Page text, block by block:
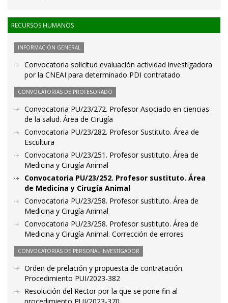
RECURSOS HUMANOS
INFORMACIÓN GENERAL
Convocatoria solicitud evaluación actividad investigadora
por la CNEAI para determinado PDI contratado
CONVOCATORIAS DE PROFESORADO
Convocatoria PU/23/272. Profesor Asociado en ciencias
de la salud. Área de Cirugía
Convocatoria PU/23/282. Profesor Sustituto. Área de
Escultura
Convocatoria PU/23/251. Profesor sustituto. Área de
Medicina y Cirugía Animal
Convocatoria PU/23/252. Profesor sustituto. Área
de Medicina y Cirugía Animal
Convocatoria PU/23/258. Profesor sustituto. Área de
Medicina y Cirugía Animal
Convocatoria PU/23/258. Profesor sustituto. Área de
Medicina y Cirugía Animal. Corrección de errores
CONVOCATORIAS DE PERSONAL INVESTIGADOR
Orden de prelación y propuesta de contratación.
Procedimiento PUI/2023-382
Resolución del Rector por la que se pone fin al